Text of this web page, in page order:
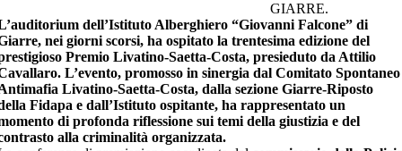
GIARRE.
dell’Istituto Alberghiero “Giovanni Falcone” di
nei giorni scorsi, ha ospitato la trentesima edizione del
Premio Livatino-Saetta-Costa, presieduto da Attilio
L’evento, promosso in sinergia dal Comitato Spontaneo
Livatino-Saetta-Costa, dalla sezione Giarre-Riposto
Fidapa e dall’Istituto ospitante, ha rappresentato un
di profonda riflessione sui temi della giustizia e del
alla criminalità organizzata.